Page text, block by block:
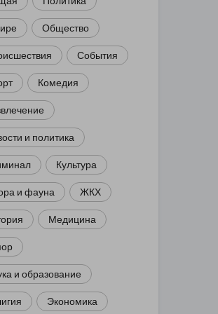
Общество
События
Комедия
и политика
Культура
и фауна ЖКХ
Медицина
и образование
Экономика